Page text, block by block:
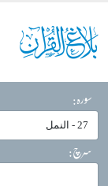
سورہ:
سرچ: